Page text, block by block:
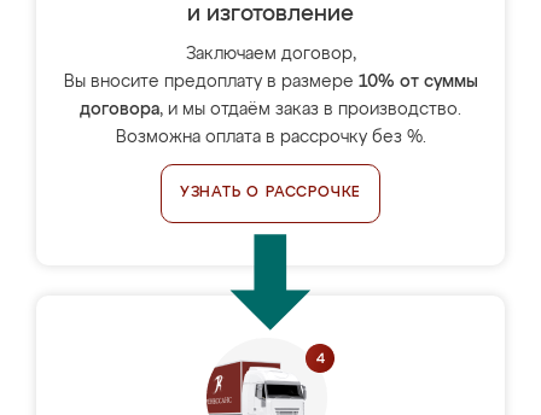
и изготовление
Заключаем договор,
Вы вносите предоплату в размере 10% от суммы
договора, и мы отдаём заказ в производство.
Возможна оплата в рассрочку без %.
УЗНАТЬ О РАССРОЧКЕ